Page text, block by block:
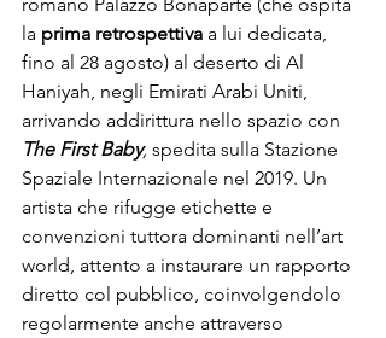
la prima retrospettiva a lui dedicata,
fino al 28 agosto) al deserto di Al
Haniyah, negli Emirati Arabi Uniti
arrivando addirittura nello spazio con
The First Baby, spedita sulla Stazione
Spaziale Internazionale nel 2019. Un
artista che rifugge etichette e
convenzioni tuttora dominanti nell’art
world, attento a instaurare un rapporto
diretto col pubblico, coinvolgendolo
regolarmente anche attraverso